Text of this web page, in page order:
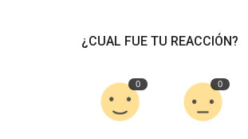
¿CUAL FUE TU REACCIÓN?
0 0